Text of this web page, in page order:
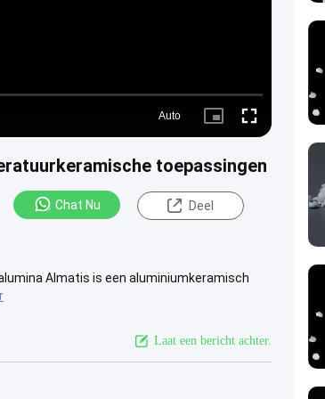
Auto
Picture- Fullscreen
toepassingen
Chat Nu Deel
Almatis is een aluminiumkeramisch
Laat een bericht achter.